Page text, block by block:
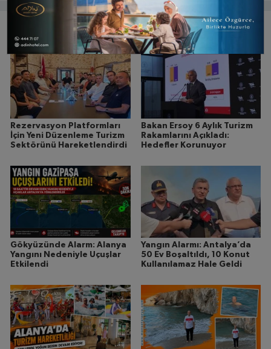
Bunlar da ilginizi çekebilir
Rezervasyon Platformları
İçin Yeni Düzenleme Turizm
Sektörünü Hareketlendirdi
Bakan Ersoy 6 Aylık Turizm
Rakamlarını Açıkladı:
Hedefler Korunuyor
Gökyüzünde Alarm: Alanya
Yangını Nedeniyle Uçuşlar
Etkilendi
Yangın Alarmı: Antalya’da
50 Ev Boşaltıldı, 10 Konut
Kullanılamaz Hale Geldi